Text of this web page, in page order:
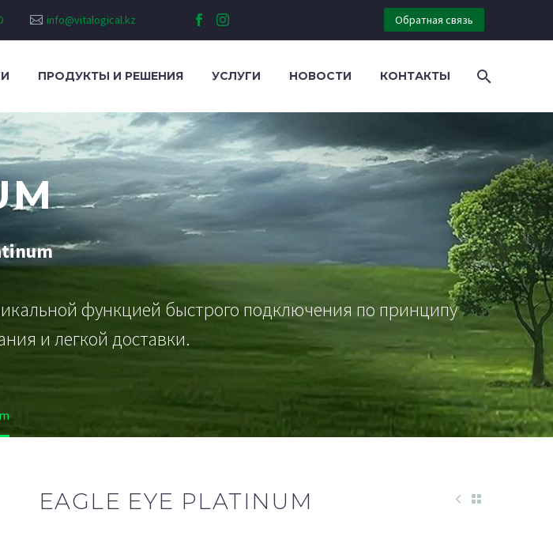
info@vitalogical.kz Обратная связь
ПРОДУКТЫ И РЕШЕНИЯ УСЛУГИ НОВОСТИ КОНТАКТЫ
функцией быстрого подключения по принципу
и легкой доставки.
EAGLE EYE PLATINUM